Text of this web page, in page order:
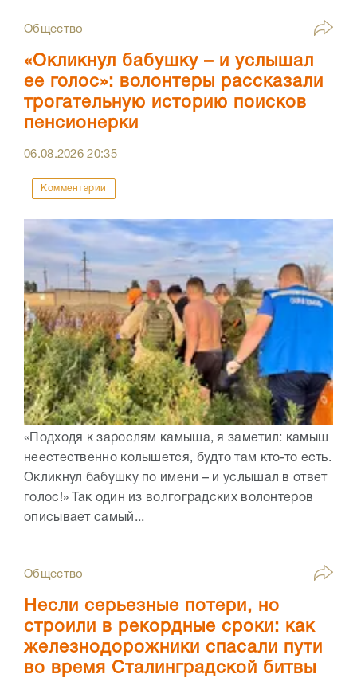
Общество
«Окликнул бабушку – и услышал
ее голос»: волонтеры рассказали
трогательную историю поисков
пенсионерки
06.08.202620:35
Комментарии
«Подходя к зарослям камыша, я заметил: камыш
неестественно колышется, будто там кто-то есть.
Окликнул бабушку по имени – и услышал в ответ
голос!» Так один из волгоградских волонтеров
описывает самый...
Общество
Несли серьезные потери, но
строили в рекордные сроки: как
железнодорожники спасали пути
во время Сталинградской битвы